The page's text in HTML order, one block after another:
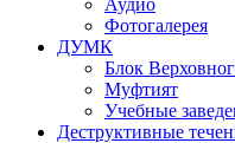
Фотогалерея
ДУМК
Блок
Муфтият
Учебные
Деструктивные